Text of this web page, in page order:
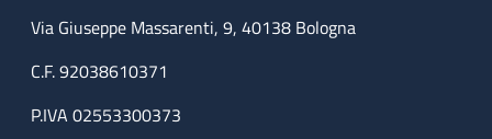
Via Giuseppe Massarenti, 9, 40138 Bologna
C.F. 92038610371
P.IVA 02553300373